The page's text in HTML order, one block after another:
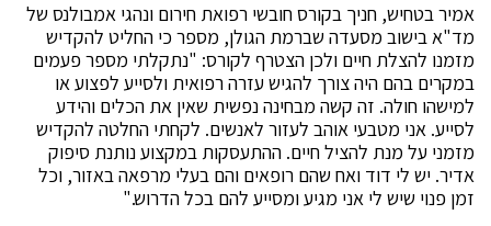
אמיר בטחיש, חניך בקורס חובשי רפואת חירום ונהגי אמבולנס של
מד"א בישוב מסעדה שברמת הגולן, מספר כי החליט להקדיש
מזמנו להצלת חיים ולכן הצטרף לקורס: "נתקלתי מספר פעמים
במקרים בהם היה צורך להגיש עזרה רפואית ולסייע לפצוע או
למישהו חולה. זה קשה מבחינה נפשית שאין את הכלים והידע
לסייע. אני מטבעי אוהב לעזור לאנשים. לקחתי החלטה להקדיש
מזמני על מנת להציל חיים. ההתעסקות במקצוע נותנת סיפוק
אדיר. יש לי דוד ואח שהם רופאים והם בעלי מרפאה באזור, וכל
זמן פנוי שיש לי אני מגיע ומסייע להם בכל הדרוש."